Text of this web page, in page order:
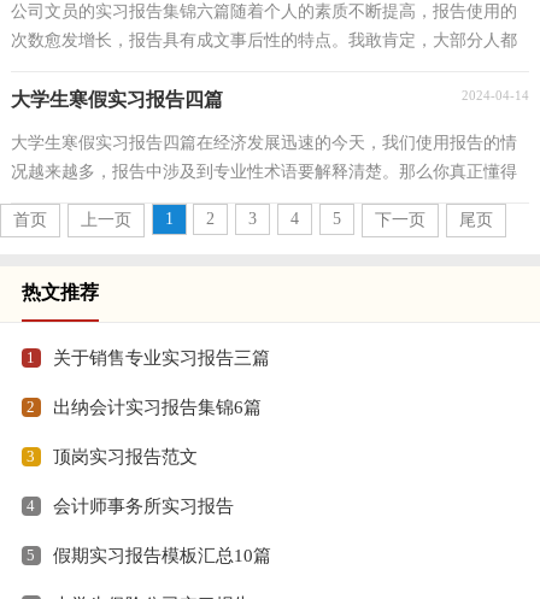
公司文员的实习报告集锦六篇随着个人的素质不断提高，报告使用的
次数愈发增长，报告具有成文事后性的特点。我敢肯定，大部分人都
大学生寒假实习报告四篇 2024-04-14
大学生寒假实习报告四篇在经济发展迅速的今天，我们使用报告的情
况越来越多，报告中涉及到专业性术语要解释清楚。那么你真正懂得
怎么写好报告吗？下面是小编整理的大学生寒假实习...
首页
上一页 1 2 3 4 5 下一页 尾页
热文推荐
1 关于销售专业实习报告三篇
2 出纳会计实习报告集锦6篇
3 顶岗实习报告范文
4 会计师事务所实习报告
5 假期实习报告模板汇总10篇